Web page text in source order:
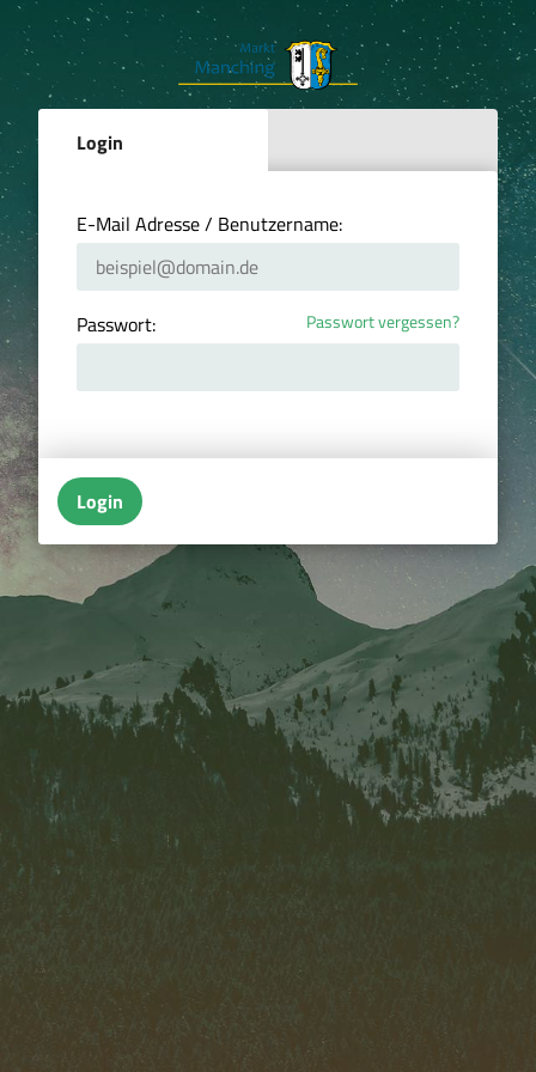
Login
E-Mail Adresse / Benutzername:
Passwort: Passwort vergessen?
Login